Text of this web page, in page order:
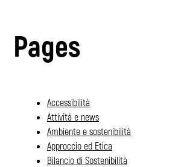
Pages
Accessibilità
Attività e news
Ambiente e sostenibilità
Approccio ed Etica
Bilancio di Sostenibilità